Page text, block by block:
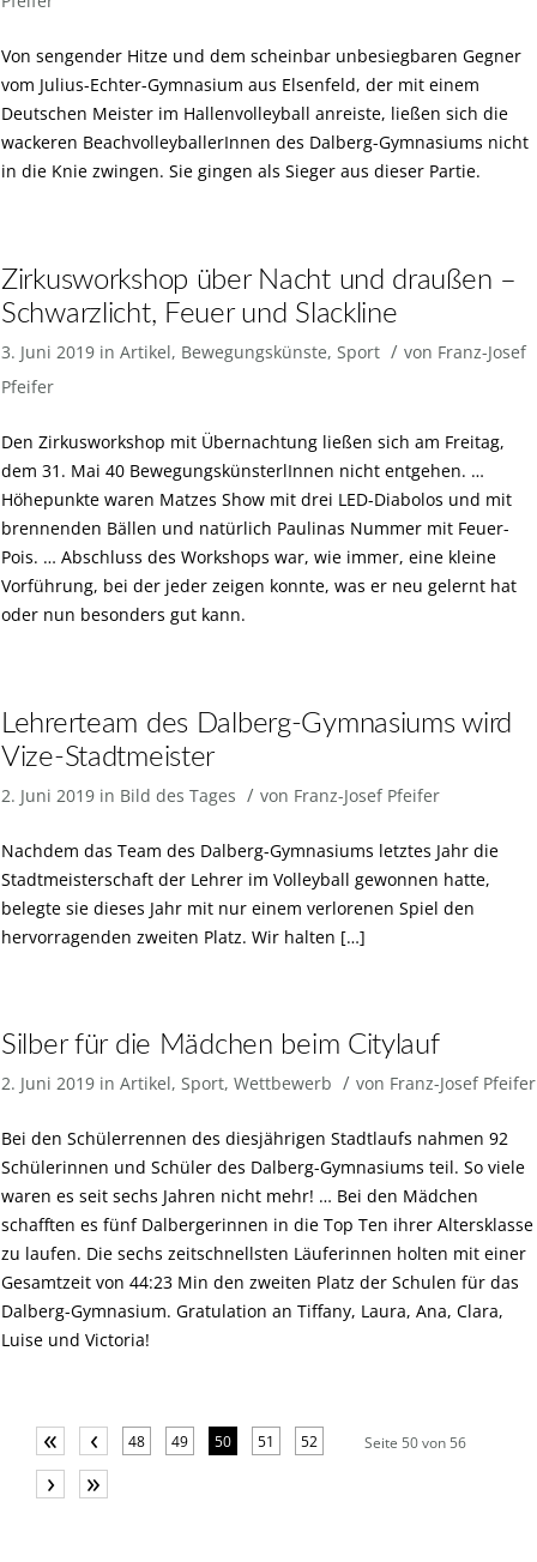
Von sengender Hitze und dem scheinbar unbesiegbaren Gegner
vom Julius-Echter-Gymnasium aus Elsenfeld, der mit einem
Deutschen Meister im Hallenvolleyball anreiste, ließen sich die
wackeren BeachvolleyballerInnen des Dalberg-Gymnasiums nicht
in die Knie zwingen. Sie gingen als Sieger aus dieser Partie.
Zirkusworkshop über Nacht und draußen –
Schwarzlicht, Feuer und Slackline
3. Juni 2019 in Artikel, Bewegungskünste, Sport / von Franz-Josef
Pfeifer
Den Zirkusworkshop mit Übernachtung ließen sich am Freitag,
dem 31. Mai 40 BewegungskünsterlInnen nicht entgehen. …
Höhepunkte waren Matzes Show mit drei LED-Diabolos und mit
brennenden Bällen und natürlich Paulinas Nummer mit Feuer-
Pois. … Abschluss des Workshops war, wie immer, eine kleine
Vorführung, bei der jeder zeigen konnte, was er neu gelernt hat
oder nun besonders gut kann.
Lehrerteam des Dalberg-Gymnasiums wird
Vize-Stadtmeister
2. Juni 2019 in Bild des Tages / von Franz-Josef Pfeifer
Nachdem das Team des Dalberg-Gymnasiums letztes Jahr die
Stadtmeisterschaft der Lehrer im Volleyball gewonnen hatte,
belegte sie dieses Jahr mit nur einem verlorenen Spiel den
hervorragenden zweiten Platz. Wir halten […]
Silber für die Mädchen beim Citylauf
2. Juni 2019 in Artikel, Sport, Wettbewerb / von Franz-Josef Pfeifer
Bei den Schülerrennen des diesjährigen Stadtlaufs nahmen 92
Schülerinnen und Schüler des Dalberg-Gymnasiums teil. So viele
waren es seit sechs Jahren nicht mehr! … Bei den Mädchen
schafften es fünf Dalbergerinnen in die Top Ten ihrer Altersklasse
zu laufen. Die sechs zeitschnellsten Läuferinnen holten mit einer
Gesamtzeit von 44:23 Min den zweiten Platz der Schulen für das
Dalberg-Gymnasium. Gratulation an Tiffany, Laura, Ana, Clara,
Luise und Victoria!
Seite 50 von 56
« ‹ 48 49 50 51 52
› »